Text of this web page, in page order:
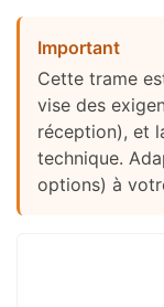
Important
Cette trame
vise des
réception), et
technique.
options) à